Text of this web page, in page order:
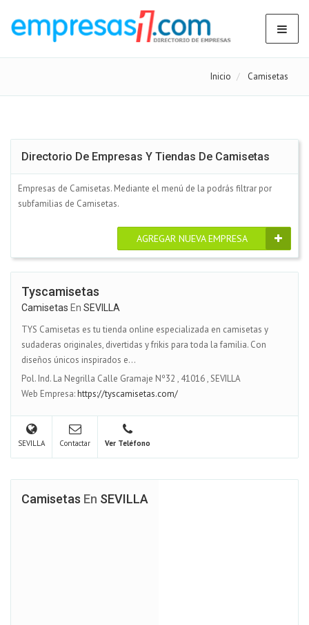
Inicio Camisetas
Directorio De Empresas Y Tiendas De Camisetas
Empresas de Camisetas. Mediante el menú de la podrás filtrar por
subfamilias de Camisetas.
AGREGAR NUEVA EMPRESA
Tyscamisetas
Camisetas En SEVILLA
TYS Camisetas es tu tienda online especializada en camisetas y
sudaderas originales, divertidas y frikis para toda la familia. Con
diseños únicos inspirados e...
Pol. Ind. La Negrilla Calle Gramaje Nº32 , 41016,SEVILLA
Web Empresa:https://tyscamisetas.com/
SEVILLA Contactar Ver Teléfono
Camisetas En SEVILLA